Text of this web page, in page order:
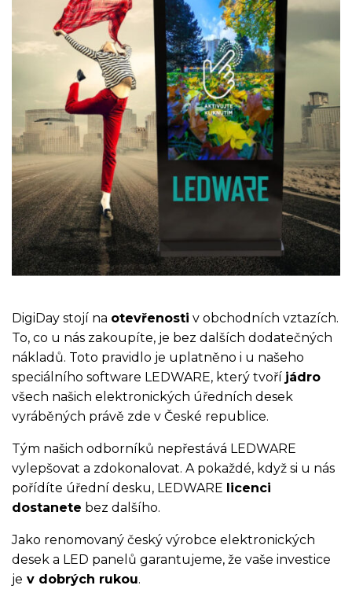
DigiDay stojí na otevřenosti v obchodních vztazích.
To, co u nás zakoupíte, je bez dalších dodatečných
nákladů. Toto pravidlo je uplatněno i u našeho
speciálního software LEDWARE, který tvoří jádro
všech našich elektronických úředních desek
vyráběných právě zde v České republice.
Tým našich odborníků nepřestává LEDWARE
vylepšovat a zdokonalovat. A pokaždé, když si u nás
pořídíte úřední desku, LEDWARE licenci
dostanete bez dalšího.
Jako renomovaný český výrobce elektronických
desek a LED panelů garantujeme, že vaše investice
je v dobrých rukou.